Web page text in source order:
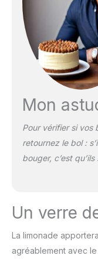
Mon
Pour vérifier si vos
retournez le bol :
bouger, c’est
Un verre
La limonade
agréablement avec